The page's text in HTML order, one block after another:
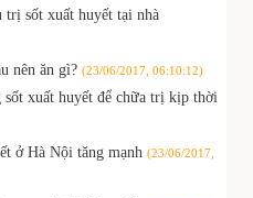
trị sốt xuất huyết tại nhà
nên ăn gì? (23/06/2017, 06:10:12)
xuất huyết để chữa trị kịp thời
ở Hà Nội tăng mạnh (23/06/2017,